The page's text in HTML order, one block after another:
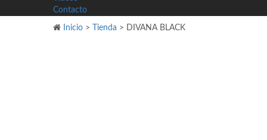
Contacto
Inicio > Tienda > DIVANA BLACK